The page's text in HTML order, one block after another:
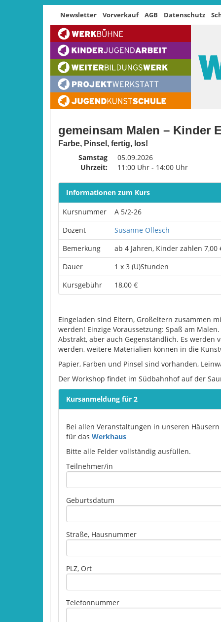
Newsletter Vorverkauf AGB Datenschutz
gemeinsam Malen – Kinder
Farbe, Pinsel, fertig, los!
Samstag
05.09.2026
Uhrzeit:
11:00 Uhr - 14:00 Uhr
Informationen zum Kurs
Kursnummer
A 5/2-26
Dozent
Susanne Ollesch
Bemerkung
ab 4 Jahren, Kinder zahlen 7,00
Dauer
1 x 3 (U)Stunden
Kursgebühr
18,00 €
Eingeladen sind Eltern, Großeltern zusammen
werden! Einzige Voraussetzung: Spaß am
Abstrakt, aber auch Gegenständlich. Es
werden, weitere Materialien können in die
Papier, Farben und Pinsel sind vorhanden,
Der Workshop findet im Südbahnhof auf der
Kursanmeldung für 2
Bei allen Veranstaltungen in unseren
für das Werkhaus
Bitte alle Felder vollständig ausfüllen.
Teilnehmer/in
Geburtsdatum
Straße, Hausnummer
PLZ, Ort
Telefonnummer